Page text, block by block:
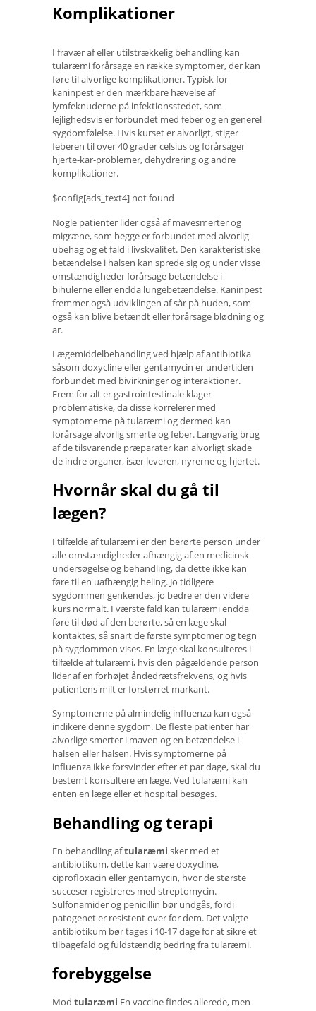
Komplikationer
I fravær af eller utilstrækkelig behandling kan
tularæmi forårsage en række symptomer, der kan
føre til alvorlige komplikationer. Typisk for
kaninpest er den mærkbare hævelse af
lymfeknuderne på infektionsstedet, som
lejlighedsvis er forbundet med feber og en generel
sygdomfølelse. Hvis kurset er alvorligt, stiger
feberen til over 40 grader celsius og forårsager
hjerte-kar-problemer, dehydrering og andre
komplikationer.
$config[ads_text4] not found
Nogle patienter lider også af mavesmerter og
migræne, som begge er forbundet med alvorlig
ubehag og et fald i livskvalitet. Den karakteristiske
betændelse i halsen kan sprede sig og under visse
omstændigheder forårsage betændelse i
bihulerne eller endda lungebetændelse. Kaninpest
fremmer også udviklingen af ​​sår på huden, som
også kan blive betændt eller forårsage blødning og
ar.
Lægemiddelbehandling ved hjælp af antibiotika
såsom doxycline eller gentamycin er undertiden
forbundet med bivirkninger og interaktioner.
Frem for alt er gastrointestinale klager
problematiske, da disse korrelerer med
symptomerne på tularæmi og dermed kan
forårsage alvorlig smerte og feber. Langvarig brug
af de tilsvarende præparater kan alvorligt skade
de indre organer, især leveren, nyrerne og hjertet.
Hvornår skal du gå til
lægen?
I tilfælde af tularæmi er den berørte person under
alle omstændigheder afhængig af en medicinsk
undersøgelse og behandling, da dette ikke kan
føre til en uafhængig heling. Jo tidligere
sygdommen genkendes, jo bedre er den videre
kurs normalt. I værste fald kan tularæmi endda
føre til død af den berørte, så en læge skal
kontaktes, så snart de første symptomer og tegn
på sygdommen vises. En læge skal konsulteres i
tilfælde af tularæmi, hvis den pågældende person
lider af en forhøjet åndedrætsfrekvens, og hvis
patientens milt er forstørret markant.
Symptomerne på almindelig influenza kan også
indikere denne sygdom. De fleste patienter har
alvorlige smerter i maven og en betændelse i
halsen eller halsen. Hvis symptomerne på
influenza ikke forsvinder efter et par dage, skal du
bestemt konsultere en læge. Ved tularæmi kan
enten en læge eller et hospital besøges.
Behandling og terapi
En behandling aftularæmi sker med et
antibiotikum, dette kan være doxycline,
ciprofloxacin eller gentamycin, hvor de største
succeser registreres med streptomycin.
Sulfonamider og penicillin bør undgås, fordi
patogenet er resistent over for dem. Det valgte
antibiotikum bør tages i 10-17 dage for at sikre et
tilbagefald og fuldstændig bedring fra tularæmi.
forebyggelse
Mod tularæmi En vaccine findes allerede, men